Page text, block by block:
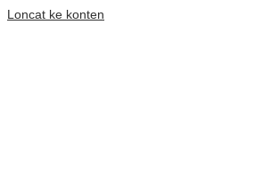
Loncat ke konten